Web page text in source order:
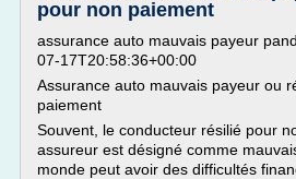
pour non paiement
assurance auto mauvais payeur
07-17T20:58:36+00:00
Assurance auto mauvais payeur ou
paiement
Souvent, le conducteur résilié pour
assureur est désigné comme
monde peut avoir des difficultés